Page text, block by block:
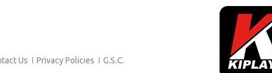
Us Privacy Policies G.S.C.